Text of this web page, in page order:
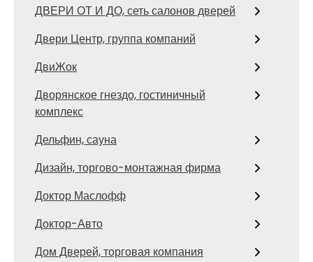
ДВЕРИ ОТ И ДО, сеть салонов дверей
Двери Центр, группа компаний
ДвиЖок
Дворянское гнездо, гостиничный
комплекс
Дельфин, сауна
Дизайн, торгово-монтажная фирма
Доктор Маслофф
Доктор-Авто
Дом Дверей, торговая компания